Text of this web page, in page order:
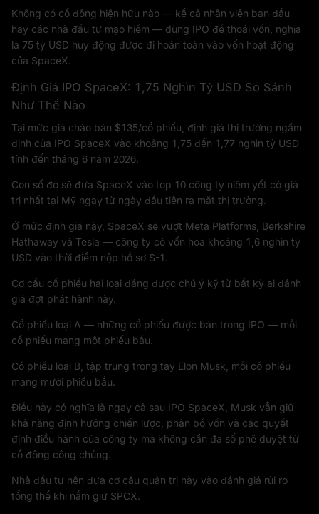
Không có cổ đông hiện hữu nào — kể cả nhân viên ban đầu
hay các nhà đầu tư mạo hiểm — dùng IPO để thoái vốn, nghĩa
là 75 tỷ USD huy động được đi hoàn toàn vào vốn hoạt động
của SpaceX.
Định Giá IPO SpaceX: 1,75 Nghìn Tỷ USD So Sánh
Như Thế Nào
Tại mức giá chào bán $135/cổ phiếu, định giá thị trường ngầm
định của IPO SpaceX vào khoảng 1,75 đến 1,77 nghìn tỷ USD
tính đến tháng 6 năm 2026.
Con số đó sẽ đưa SpaceX vào top 10 công ty niêm yết có giá
trị nhất tại Mỹ ngay từ ngày đầu tiên ra mắt thị trường.
Ở mức định giá này, SpaceX sẽ vượt Meta Platforms, Berkshire
Hathaway và Tesla — công ty có vốn hóa khoảng 1,6 nghìn tỷ
USD vào thời điểm nộp hồ sơ S-1.
Cơ cấu cổ phiếu hai loại đáng được chú ý kỹ từ bất kỳ ai đánh
giá đợt phát hành này.
Cổ phiếu loại A — những cổ phiếu được bán trong IPO — mỗi
cổ phiếu mang một phiếu bầu.
Cổ phiếu loại B, tập trung trong tay Elon Musk, mỗi cổ phiếu
mang mười phiếu bầu.
Điều này có nghĩa là ngay cả sau IPO SpaceX, Musk vẫn giữ
khả năng định hướng chiến lược, phân bổ vốn và các quyết
định điều hành của công ty mà không cần đa số phê duyệt từ
cổ đông công chúng.
Nhà đầu tư nên đưa cơ cấu quản trị này vào đánh giá rủi ro
tổng thể khi nắm giữ SPCX.